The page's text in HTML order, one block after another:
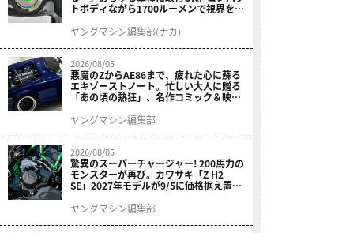
トボディながら1700ルーメンで視界を確
ニット プレシャスレイ スモール］
ヤングマシン編集部(ナカ)
2026/08/05
悪魔のZからAE86まで、疲れた心に蘇る
エキゾーストノート。忙しい大人に贈る
「あの頃の熱狂」、名作コミック＆映画
結！
ヤングマシン編集部
2026/08/05
驚異のスーパーチャージャー! 200馬力の
モンスターが再び。カワサキ「Z H2
SE」2027年モデルが9/5に価格据え置き
ヤングマシン編集部